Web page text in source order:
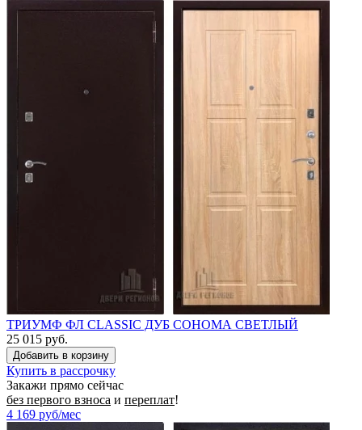
ТРИУМФ ФЛ CLASSIC ДУБ СОНОМА СВЕТЛЫЙ
25 015 руб.
Купить в рассрочку
Закажи прямо сейчас
без первого взноса и переплат!
4 169 руб/мес